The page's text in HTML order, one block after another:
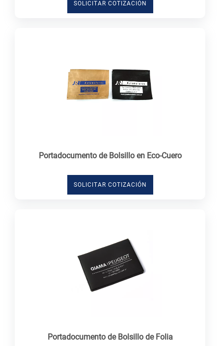
SOLICITAR COTIZACIÓN
Portadocumento de Bolsillo en Eco-Cuero
SOLICITAR COTIZACIÓN
Portadocumento de Bolsillo de Folia